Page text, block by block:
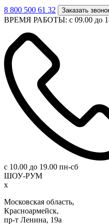
8 800 500 61 32 Заказать
ВРЕМЯ РАБОТЫ: с 09.00 до
с 10.00 до 19.00 пн-сб
ШОУ-РУМ
x
Московская область,
Красноармейск,
пр-т Ленина, 19а